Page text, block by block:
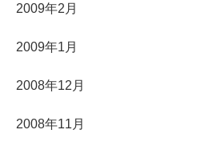
2009年2月
2009年1月
2008年12月
2008年11月